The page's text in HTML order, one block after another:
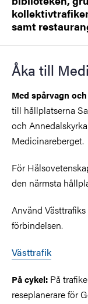
samt
Åka till
Med spårvagn
till hållplatserna
och
Medicinareberget.
För
den närmsta
Använd
förbindelsen.
Västtrafik
På cykel: På
reseplanerare för